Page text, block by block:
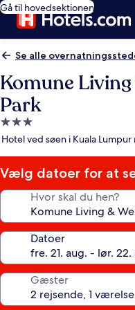
Gå til hovedsektionen
Se alle
Komune Living
Park
3.0-
stjernet
Hotel ved søen i Kuala
Vælg datoer for at
Hvor skal du hen?
Datoer
Gæster